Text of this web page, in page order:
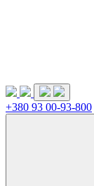
+380 93 00-93-800